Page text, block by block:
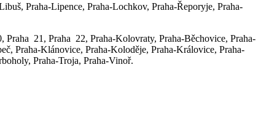
Praha-Lipence, Praha-Lochkov, Praha-Řeporyje, Praha-
Praha 21, Praha 22, Praha-Kolovraty, Praha-Běchovice, Praha-
Praha-Klánovice, Praha-Koloděje, Praha-Královice, Praha-
Praha-Troja, Praha-Vinoř.